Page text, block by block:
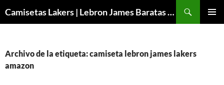
Camisetas Lakers | Lebron James Baratas 2024 – Micamisetanba
Archivo de la etiqueta: camiseta lebron james lakers
amazon